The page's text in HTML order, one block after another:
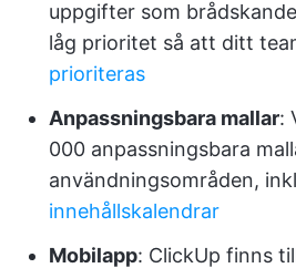
uppgifter som
låg prioritet så att ditt
prioriteras
Anpassningsbara mallar:
000 anpassningsbara
användningsområden,
innehållskalendrar
Mobilapp: ClickUp finns